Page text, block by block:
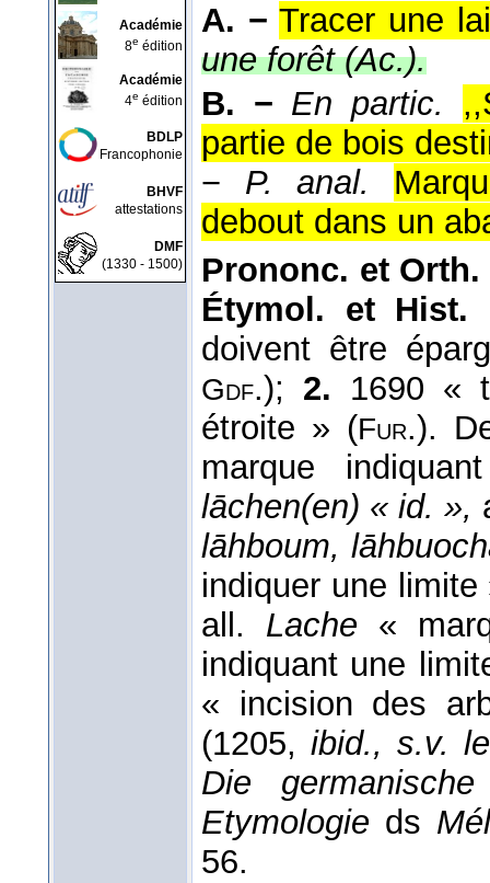
Académie
8e édition
Académie
4e édition
BDLP
Francophonie
BHVF
attestations
DMF
(1330 - 1500)
A. − Tracer une
une forêt (Ac.).
B. − En partic.
partie de bois
− P. anal.
debout dans un
Prononc. et
Étymol. et
doivent être
Gdf.); 2. 1690 «
étroite » (Fur.).
marque
lāchen(en) « id. »,
lāhboum,
indiquer une
all. Lache «
indiquant une
« incision des
(1205, ibid., s.v.
Die
Etymologie ds
56.